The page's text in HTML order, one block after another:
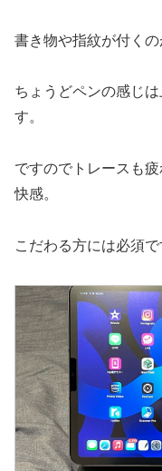
書き物や指紋が付くの
ちょうどペンの感じ
す。
ですのでトレースも
快感。
こだわる方には必須で